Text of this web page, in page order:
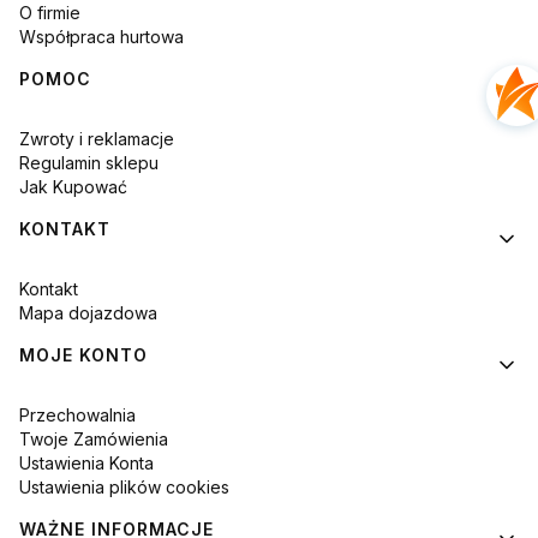
O firmie
Współpraca hurtowa
POMOC
Zwroty i reklamacje
Regulamin sklepu
Jak Kupować
KONTAKT
Kontakt
Mapa dojazdowa
MOJE KONTO
Przechowalnia
Twoje Zamówienia
Ustawienia Konta
Ustawienia plików cookies
WAŻNE INFORMACJE